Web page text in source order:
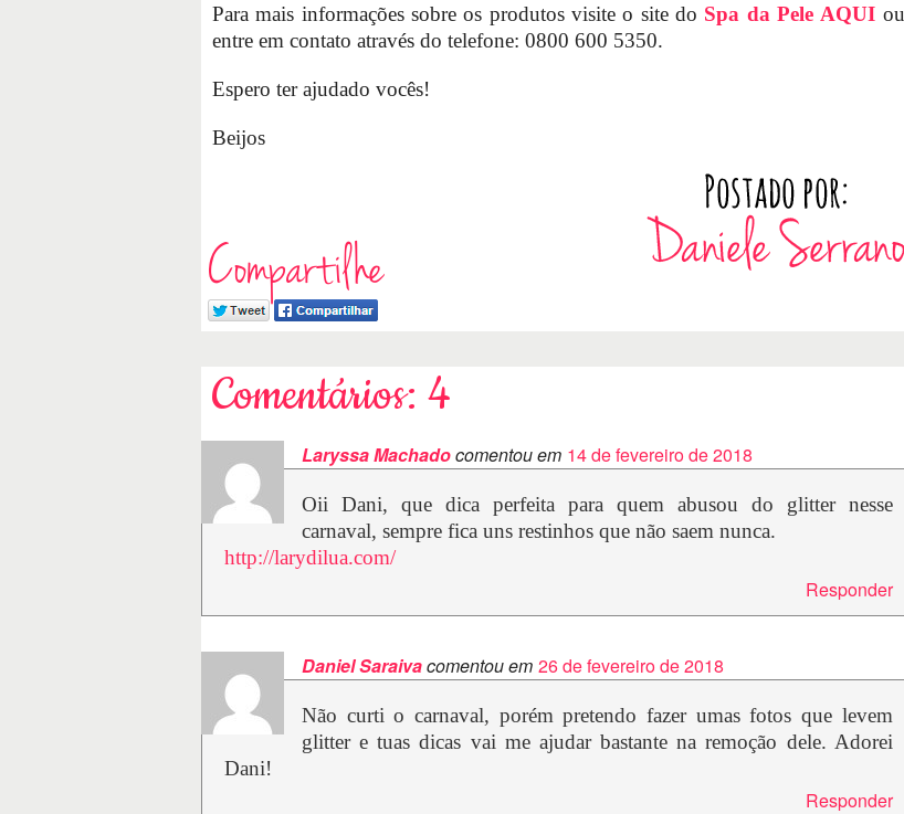
Para mais informações sobre os produtos visite o site do Spa da Pele AQUI ou
entre em contato através do telefone: 0800 600 5350.
Espero ter ajudado vocês!
Beijos
Compartilhe
Comentários: 4
Laryssa Machadocomentou em 14 de fevereiro de 2018
Oii Dani, que dica perfeita para quem abusou do glitter nesse
carnaval, sempre fica uns restinhos que não saem nunca.
http://larydilua.com/
Responder
Daniel Saraivacomentou em 26 de fevereiro de 2018
Não curti o carnaval, porém pretendo fazer umas fotos que levem
glitter e tuas dicas vai me ajudar bastante na remoção dele. Adorei
Dani!
Responder